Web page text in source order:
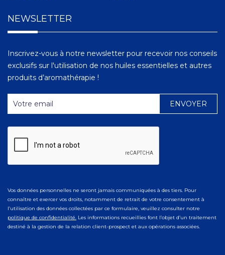
NEWSLETTER
Inscrivez-vous à notre newsletter pour recevoir nos conseils
exclusifs sur l'utilisation de nos huiles essentielles et autres
produits d’aromathérapie !
Vos données personnelles ne seront jamais communiquées à des tiers. Pour
connaître et exercer vos droits, notamment de retrait de votre consentement à
l’utilisation des données collectées par ce formulaire, veuillez consulter notre
politique de confidentialité. Les informations recueillies font l’objet d’un traitement
destiné à la gestion de la relation client-prospect et aux opérations associées.